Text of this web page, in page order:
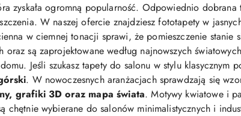
zyskała ogromną popularność. Odpowiednio
W naszej ofercie znajdziesz fototapety w
w ciemnej tonacji sprawi, że pomieszczenie
są zaprojektowane według najnowszych
Jeśli szukasz tapety do salonu w stylu klasycznym
. W nowoczesnych aranżacjach sprawdzają się
grafiki 3D oraz mapa świata. Motywy kwiatowe i
chętnie wybierane do salonów minimalistycznych i